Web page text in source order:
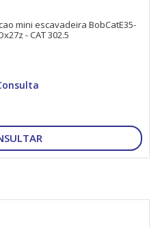
mini escavadeira BobCatE35-
- CAT 302.5